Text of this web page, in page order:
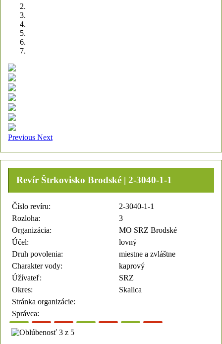
Previous Next
Revír Štrkovisko Brodské | 2-3040-1-1
Číslo revíru:
2-3040-1-1
Rozloha:
3
Organizácia:
MO SRZ Brodské
Účel:
lovný
Druh povolenia:
miestne a zvláštne
Charakter vody:
kaprový
Úžívateľ:
SRZ
Okres:
Skalica
Stránka organizácie:
Správca: